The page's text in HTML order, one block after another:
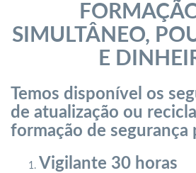
SIMULTÂNEO,
E
Temos disponível os
de atualização ou
formação de segurança
Vigilante 30 horas